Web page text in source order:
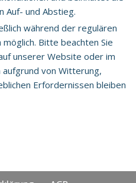
Auf- und Abstieg.
während der regulären
Bitte beachten Sie
unserer Website oder im
von Witterung,
Erfordernissen bleiben